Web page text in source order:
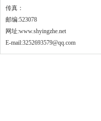
传真：
邮编:523078
网址:www.shyingzhe.net
E-mail:3252693579@qq.com